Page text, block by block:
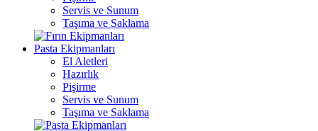
Servis ve Sunum
Taşıma ve Saklama
Pasta Ekipmanları
El Aletleri
Hazırlık
Pişirme
Servis ve Sunum
Taşıma ve Saklama